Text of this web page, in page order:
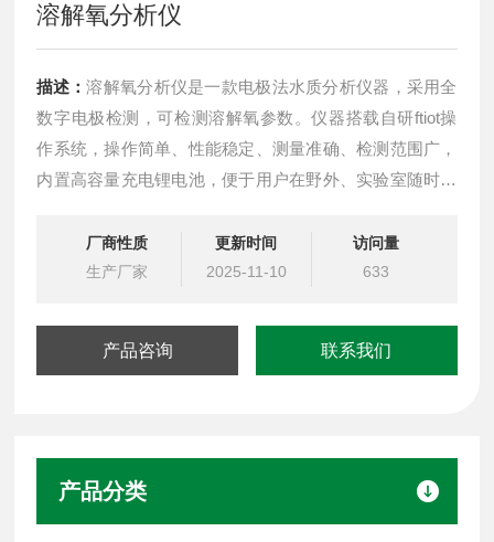
溶解氧分析仪
描述：溶解氧分析仪是一款电极法水质分析仪器，采用全
数字电极检测，可检测溶解氧参数。仪器搭载自研ftiot操
作系统，操作简单、性能稳定、测量准确、检测范围广，
内置高容量充电锂电池，便于用户在野外、实验室随时进
厂商性质
生产厂家
更新时间
2025-11-10
访问量
633
产品咨询 联系我们
产品分类